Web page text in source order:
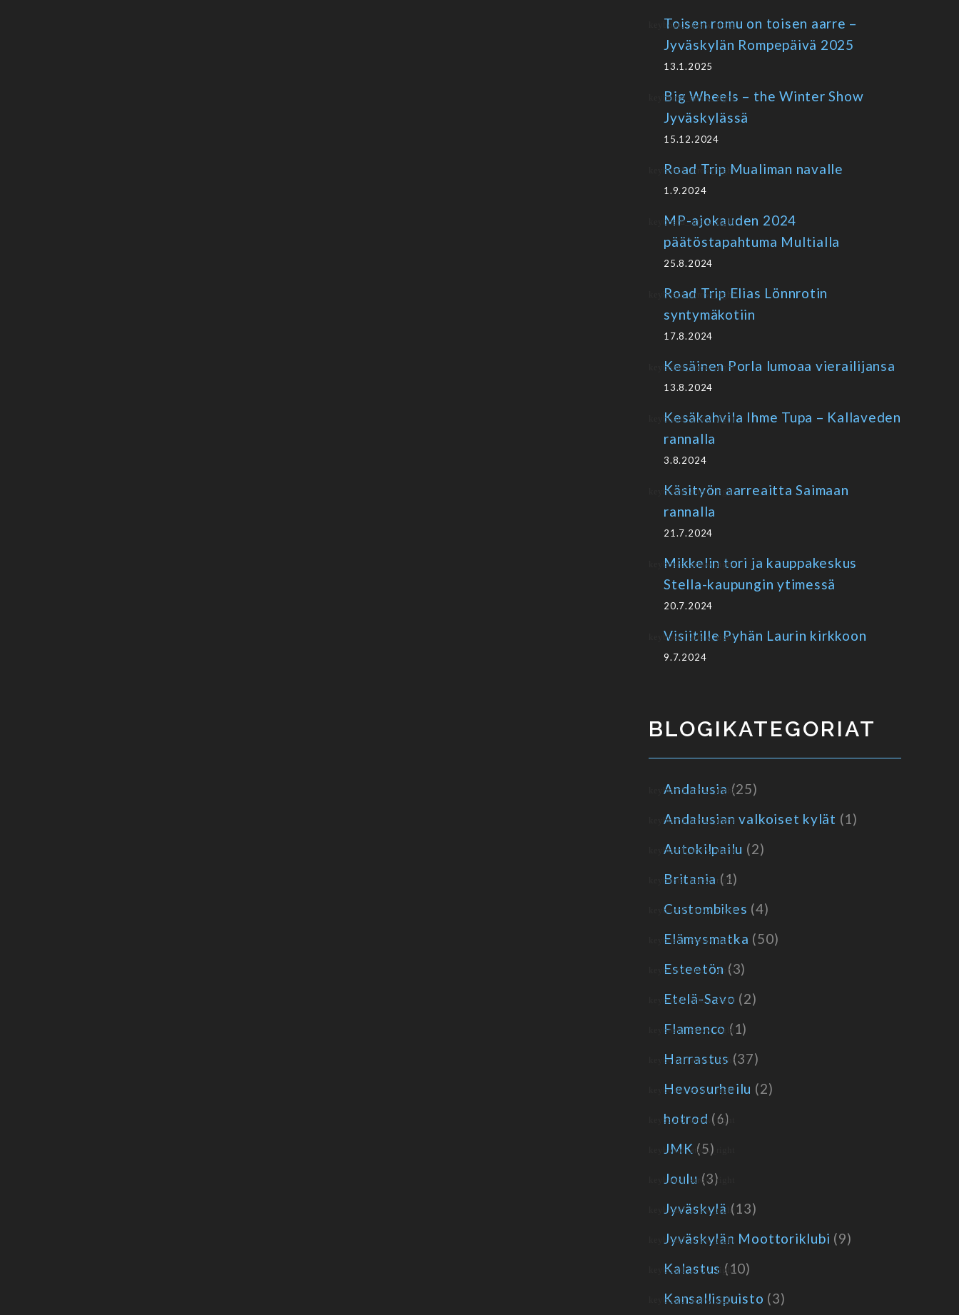
Toisen romu on toisen aarre –
Jyväskylän Rompepäivä 2025
13.1.2025
Big Wheels – the Winter Show
Jyväskylässä
15.12.2024
Road Trip Mualiman navalle
1.9.2024
MP-ajokauden 2024
päätöstapahtuma Multialla
25.8.2024
Road Trip Elias Lönnrotin
syntymäkotiin
17.8.2024
Kesäinen Porla lumoaa vierailijansa
13.8.2024
Kesäkahvila Ihme Tupa – Kallaveden
rannalla
3.8.2024
Käsityön aarreaitta Saimaan
rannalla
21.7.2024
Mikkelin tori ja kauppakeskus
Stella-kaupungin ytimessä
20.7.2024
Visiitille Pyhän Laurin kirkkoon
9.7.2024
BLOGIKATEGORIAT
Andalusia (25)
Andalusian valkoiset kylät (1)
Autokilpailu (2)
Britania (1)
Custombikes (4)
Elämysmatka (50)
Esteetön (3)
Etelä-Savo (2)
Flamenco (1)
Harrastus (37)
Hevosurheilu (2)
hotrod (6)
JMK (5)
Joulu (3)
Jyväskylä (13)
Jyväskylän Moottoriklubi (9)
Kalastus (10)
Kansallispuisto (3)